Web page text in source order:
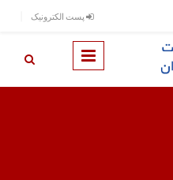
پست الکترونیک